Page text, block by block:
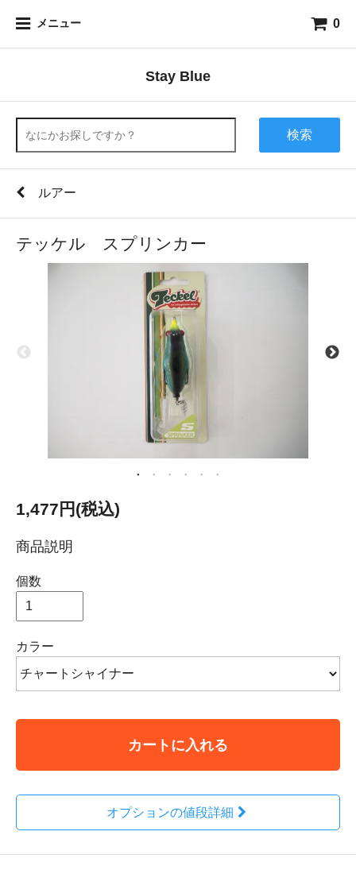
メニュー 0
Stay Blue
検索
ルアー
テッケル スプリンカー
1,477円(税込)
商品説明
個数
カラー
カートに入れる
オプションの値段詳細